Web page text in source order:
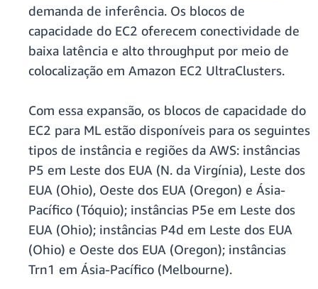
demanda de inferência. Os blocos de
capacidade do EC2 oferecem conectividade de
baixa latência e alto throughput por meio de
colocalização em Amazon EC2 UltraClusters.
Com essa expansão, os blocos de capacidade do
EC2 para ML estão disponíveis para os seguintes
tipos de instância e regiões da AWS: instâncias
P5 em Leste dos EUA (N. da Virgínia), Leste dos
EUA (Ohio), Oeste dos EUA (Oregon) e Ásia-
Pacífico (Tóquio); instâncias P5e em Leste dos
EUA (Ohio); instâncias P4d em Leste dos EUA
(Ohio) e Oeste dos EUA (Oregon); instâncias
Trn1 em Ásia-Pacífico (Melbourne).